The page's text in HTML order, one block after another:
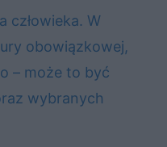
człowieka. W
obowiązkowej,
– może to być
wybranych